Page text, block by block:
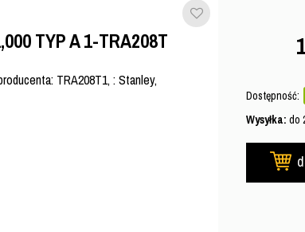
TYP A 1-TRA208T
TRA208T1, : Stanley,
Dostępność:
Wysyłka: do